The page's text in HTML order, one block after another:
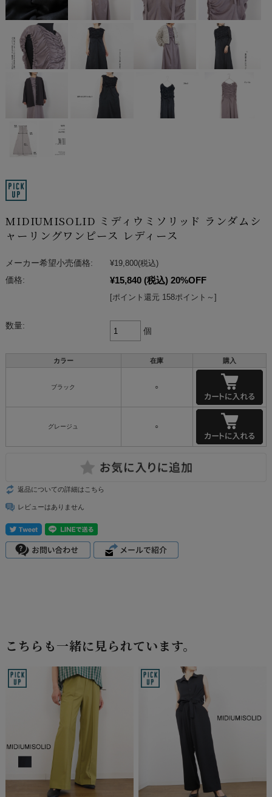
MIDIUMISOLID ミディウミソリッド ランダムシ
ャーリングワンピース レディース
メーカー希望小売価格: ¥19,800(税込)
価格:
¥15,840 (税込) 20%OFF
[ポイント還元 158ポイント～]
数量:
個
カラー 在庫 購入
ブラック ○
グレージュ ○
返品についての詳細はこちら
レビューはありません
こちらも一緒に見られています。